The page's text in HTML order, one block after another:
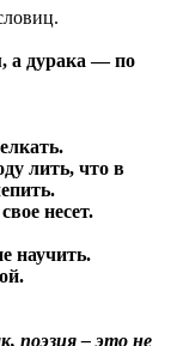
а дурака — по
лить, что в
несет.
научить.
поэзия – это не